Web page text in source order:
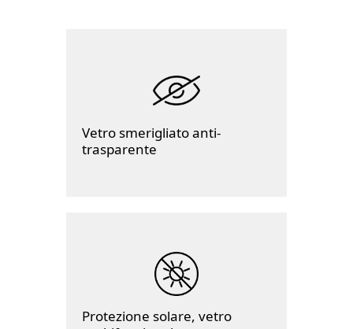
Vetro smerigliato anti-
trasparente
Protezione solare, vetro